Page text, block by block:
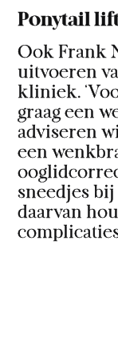
Ponytail
Ook Frank
uitvoeren
kliniek.
graag een
adviseren
een
sneedjes
daarvan